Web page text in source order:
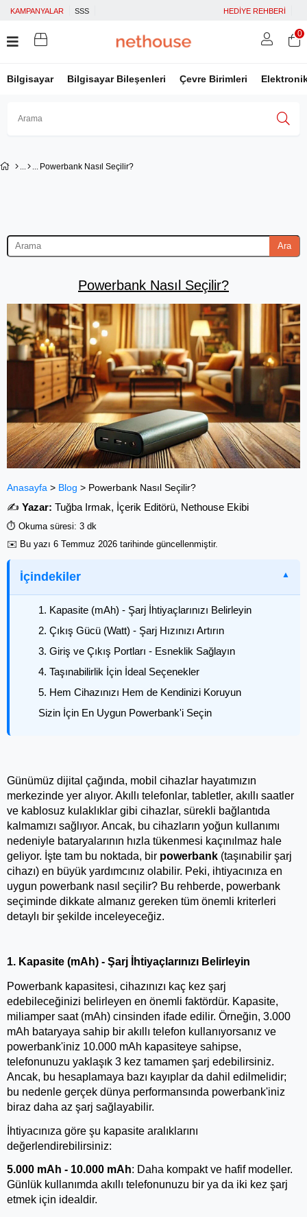
KAMPANYALAR SSS HEDİYE REHBERİ
Bilgisayar Bilgisayar Bileşenleri Çevre Birimleri
0
Powerbank Nasıl Seçilir?
Ara
Powerbank Nasıl Seçilir?
Anasayfa > Blog > Powerbank Nasıl Seçilir?
✍️ Yazar: Tuğba Irmak, İçerik Editörü, Nethouse Ekibi
⏱️ Okuma süresi: 3 dk
✉️ Bu yazı 6 Temmuz 2026 tarihinde güncellenmiştir.
İçindekiler
1. Kapasite (mAh) - Şarj İhtiyaçlarınızı Belirleyin
2. Çıkış Gücü (Watt) - Şarj Hızınızı Artırın
3. Giriş ve Çıkış Portları - Esneklik Sağlayın
4. Taşınabilirlik İçin İdeal Seçenekler
5. Hem Cihazınızı Hem de Kendinizi Koruyun
Sizin İçin En Uygun Powerbank'i Seçin
Günümüz dijital çağında, mobil cihazlar hayatımızın
merkezinde yer alıyor. Akıllı telefonlar, tabletler, akıllı saatler
ve kablosuz kulaklıklar gibi cihazlar, sürekli bağlantıda
kalmamızı sağlıyor. Ancak, bu cihazların yoğun kullanımı
nedeniyle bataryalarının hızla tükenmesi kaçınılmaz hale
geliyor. İşte tam bu noktada, bir powerbank (taşınabilir şarj
cihazı) en büyük yardımcınız olabilir. Peki, ihtiyacınıza en
uygun powerbank nasıl seçilir? Bu rehberde, powerbank
seçiminde dikkate almanız gereken tüm önemli kriterleri
detaylı bir şekilde inceleyeceğiz.
1. Kapasite (mAh) - Şarj İhtiyaçlarınızı Belirleyin
Powerbank kapasitesi, cihazınızı kaç kez şarj
edebileceğinizi belirleyen en önemli faktördür. Kapasite,
miliamper saat (mAh) cinsinden ifade edilir. Örneğin, 3.000
mAh bataryaya sahip bir akıllı telefon kullanıyorsanız ve
powerbank'iniz 10.000 mAh kapasiteye sahipse,
telefonunuzu yaklaşık 3 kez tamamen şarj edebilirsiniz.
Ancak, bu hesaplamaya bazı kayıplar da dahil edilmelidir;
bu nedenle gerçek dünya performansında powerbank'iniz
biraz daha az şarj sağlayabilir.
İhtiyacınıza göre şu kapasite aralıklarını
değerlendirebilirsiniz:
5.000 mAh - 10.000 mAh: Daha kompakt ve hafif modeller.
Günlük kullanımda akıllı telefonunuzu bir ya da iki kez şarj
etmek için idealdir.